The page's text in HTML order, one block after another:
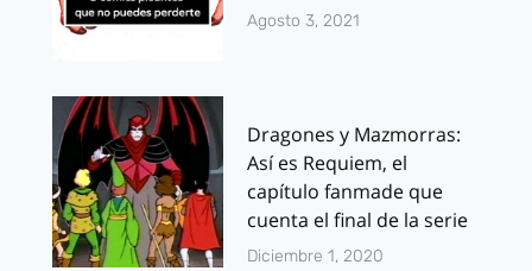
Agosto 3, 2021
Dragones y Mazmorras:
Así es Requiem, el
capítulo fanmade que
cuenta el final de la serie
Diciembre 1, 2020